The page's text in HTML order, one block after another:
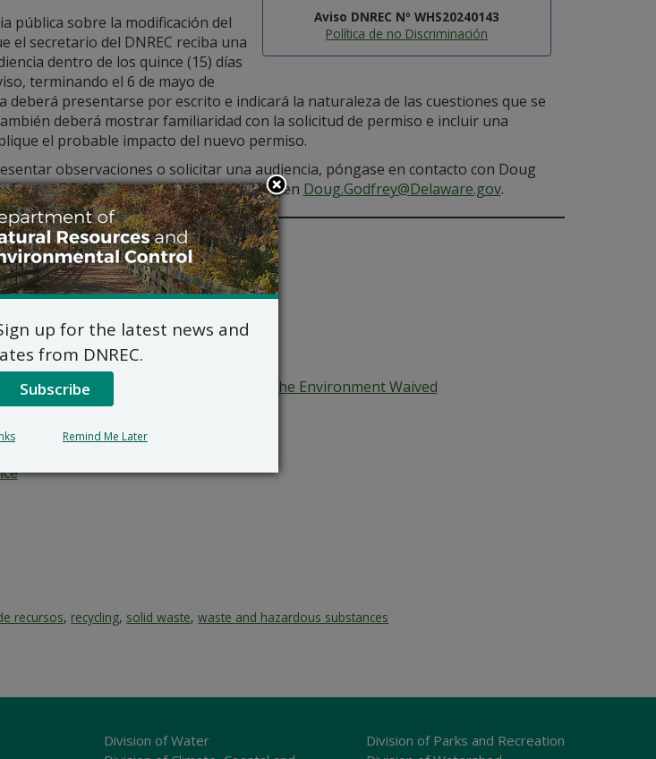
Aviso DNREC Nº WHS20240143
Política de no Discriminación
pública sobre la modificación del
el secretario del DNREC reciba una
dentro de los quince (15) días
terminando el 6 de mayo de
deberá presentarse por escrito e indicará la naturaleza de las cuestiones que se
deberá mostrar familiaridad con la solicitud de permiso e incluir una
el probable impacto del nuevo permiso.
observaciones o solicitar una audiencia, póngase en contacto con Doug
DE 19901, en el (302) 739-9403, o en Doug.Godfrey@Delaware.gov.
Adversely Affect Human Health and The Environment Waived
recursos, recycling, solid waste,waste and hazardous substances
Division of Water
Division of Parks and Recreation
up for the latest news and
from DNREC.
Subscribe
Remind Me Later